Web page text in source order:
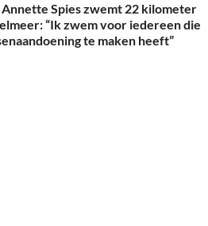
Annette Spies zwemt 22 kilometer
“Ik zwem voor iedereen die
te maken heeft”